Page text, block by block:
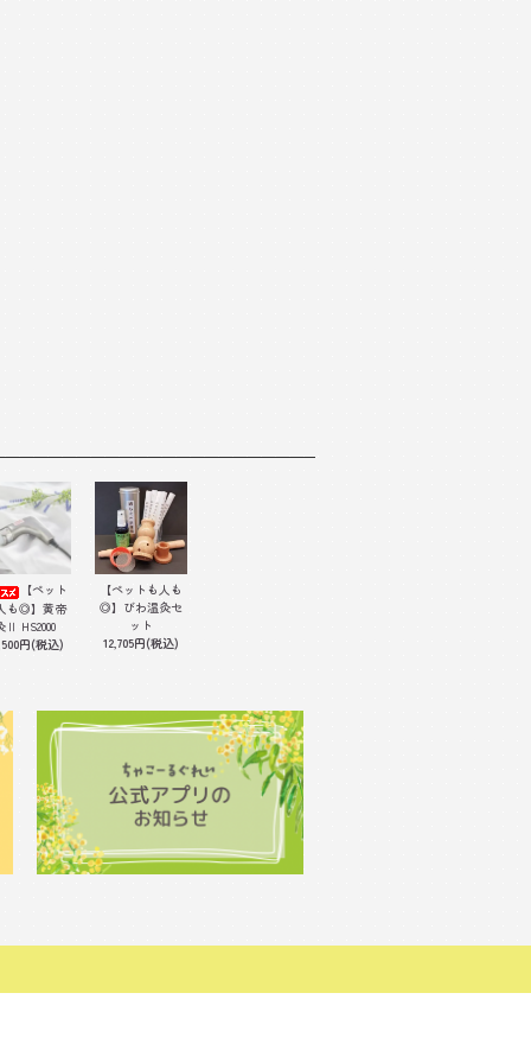
【ペット
も◎】黄帝
Ⅱ HS2000
円(税込)
【ペットも人も
◎】びわ温灸セ
ット
12,705円(税込)